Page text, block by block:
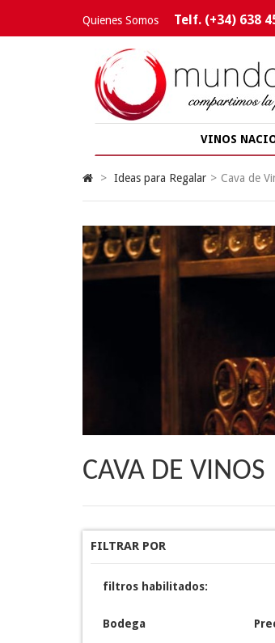
Quienes Somos Telf. (+34) 638
VINOS
> Ideas para Regalar > Cava de
CAVA DE VINOS
FILTRAR POR
filtros habilitados:
Bodega